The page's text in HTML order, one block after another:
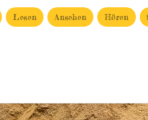
Lesen Ansehen Hören